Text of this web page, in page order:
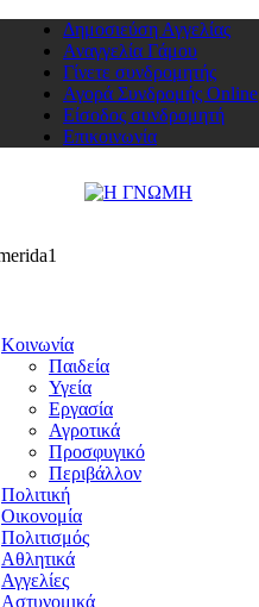
Δημοσιεύση Αγγελίας
Αναγγελία Γάμου
Γίνετε συνδρομητής
Αγορά Συνδρομής Online
Είσοδος συνδρομητή
Επικοινωνία
Κοινωνία
Παιδεία
Υγεία
Εργασία
Αγροτικά
Προσφυγικό
Περιβάλλον
Πολιτική
Οικονομία
Πολιτισμός
Αθλητικά
Αγγελίες
Αστυνομικά